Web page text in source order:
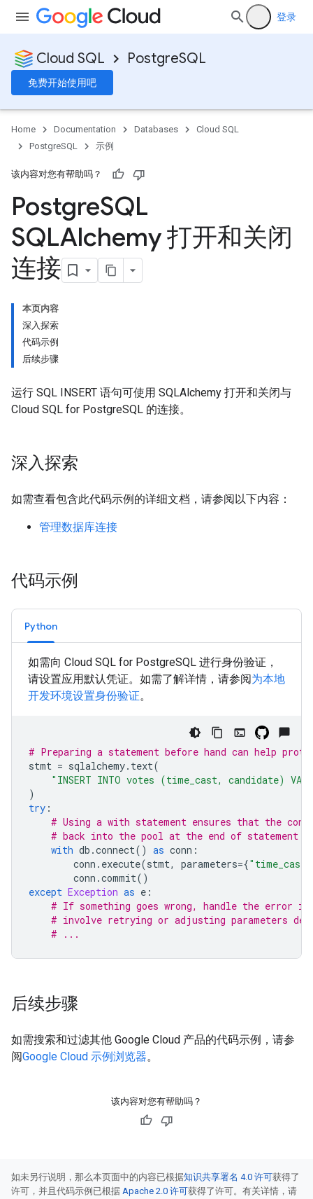
登录
Cloud SQL PostgreSQL
免费开始使用吧
Home Documentation Databases
Cloud SQL
PostgreSQL
示例
该内容对您有帮助吗？
PostgreSQL
SQLAlchemy 打开和关闭
连接
本页内容
深入探索
代码示例
后续步骤
运行 SQL INSERT 语句可使用 SQLAlchemy 打开和关闭与
Cloud SQL for PostgreSQL 的连接。
深入探索
如需查看包含此代码示例的详细文档，请参阅以下内容：
管理数据库连接
代码示例
Python
如需向 Cloud SQL for PostgreSQL 进行身份验证，
请设置应用默认凭证。如需了解详情，请参阅为本地
开发环境设置身份验证。
# Preparing a statement before hand can help
stmt = sqlalchemy. text(
"INSERT INTO votes (time_cast, candidate)
)
try :
# Using a with statement ensures that the
# back into the pool at the end of statement
with db .connect() as conn :
conn . execute(stmt, parameters={"time_cast"
conn .commit()
except Exception as e :
# If something goes wrong, handle the error
# involve retrying or adjusting parameters
# ...
后续步骤
如需搜索和过滤其他 Google Cloud 产品的代码示例，请参
阅Google Cloud 示例浏览器。
该内容对您有帮助吗？
如未另行说明，那么本页面中的内容已根据知识共享署名 4.0 许可获得了
许可，并且代码示例已根据 Apache 2.0 许可获得了许可。有关详情，请